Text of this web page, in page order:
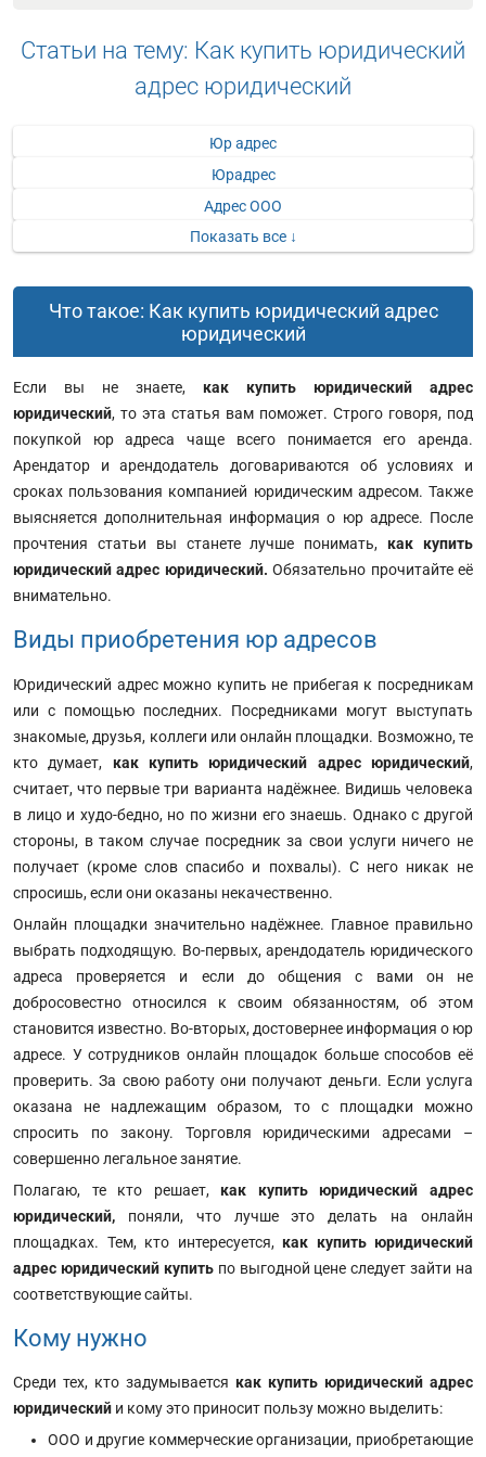
Статьи на тему: Как купить юридический
адрес юридический
Юр адрес
Юрадрес
Адрес ООО
Показать все ↓
Что такое: Как купить юридический адрес
юридический
Если вы не знаете, как купить юридический адрес
юридический, то эта статья вам поможет. Строго говоря, под
покупкой юр адреса чаще всего понимается его аренда.
Арендатор и арендодатель договариваются об условиях и
сроках пользования компанией юридическим адресом. Также
выясняется дополнительная информация о юр адресе. После
прочтения статьи вы станете лучше понимать,как купить
юридический адрес юридический.Обязательно прочитайте её
внимательно.
Виды приобретения юр адресов
Юридический адрес можно купить не прибегая к посредникам
или с помощью последних. Посредниками могут выступать
знакомые, друзья, коллеги или онлайн площадки. Возможно, те
кто думает, как купить юридический адрес юридический,
считает, что первые три варианта надёжнее. Видишь человека
в лицо и худо-бедно, но по жизни его знаешь. Однако с другой
стороны, в таком случае посредник за свои услуги ничего не
получает (кроме слов спасибо и похвалы). С него никак не
спросишь, если они оказаны некачественно.
Онлайн площадки значительно надёжнее. Главное правильно
выбрать подходящую. Во-первых, арендодатель юридического
адреса проверяется и если до общения с вами он не
добросовестно относился к своим обязанностям, об этом
становится известно. Во-вторых, достовернее информация о юр
адресе. У сотрудников онлайн площадок больше способов её
проверить. За свою работу они получают деньги. Если услуга
оказана не надлежащим образом, то с площадки можно
спросить по закону. Торговля юридическими адресами –
совершенно легальное занятие.
Полагаю, те кто решает,как купить юридический адрес
юридический, поняли, что лучше это делать на онлайн
площадках. Тем, кто интересуется, как купить юридический
адрес юридический купитьпо выгодной цене следует зайти на
соответствующие сайты.
Кому нужно
Среди тех, кто задумывается как купить юридический адрес
юридический и кому это приносит пользу можно выделить:
ООО и другие коммерческие организации, приобретающие